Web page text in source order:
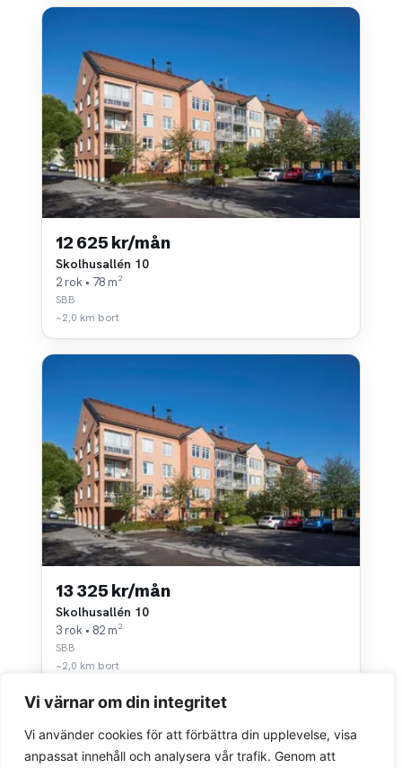
Vi värnar om din integritet
Vi använder cookies för att förbättra din upplevelse, visa
anpassat innehåll och analysera vår trafik. Genom att
12 625 kr/mån
Skolhusallén 10
2 rok • 78 m²
SBB
~2,0 km bort
13 325 kr/mån
Skolhusallén 10
3 rok • 82 m²
SBB
~2,0 km bort